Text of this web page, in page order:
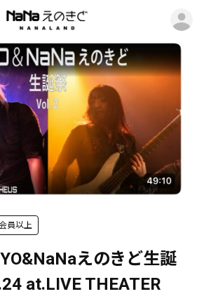
員以上
えのきど生誕
at.LIVE THEATER